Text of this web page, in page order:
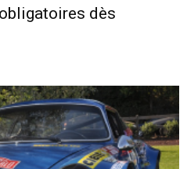
dès